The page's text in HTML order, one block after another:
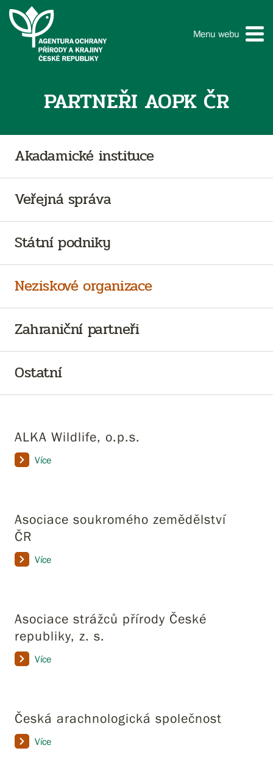
Menu webu
PARTNEŘI AOPK ČR
Akadamické instituce
Veřejná správa
Státní podniky
Neziskové organizace
Zahraniční partneři
Ostatní
ALKA Wildlife, o.p.s.
Více
Asociace soukromého zemědělství
ČR
Více
Asociace strážců přírody České
republiky, z. s.
Více
Česká arachnologická společnost
Více